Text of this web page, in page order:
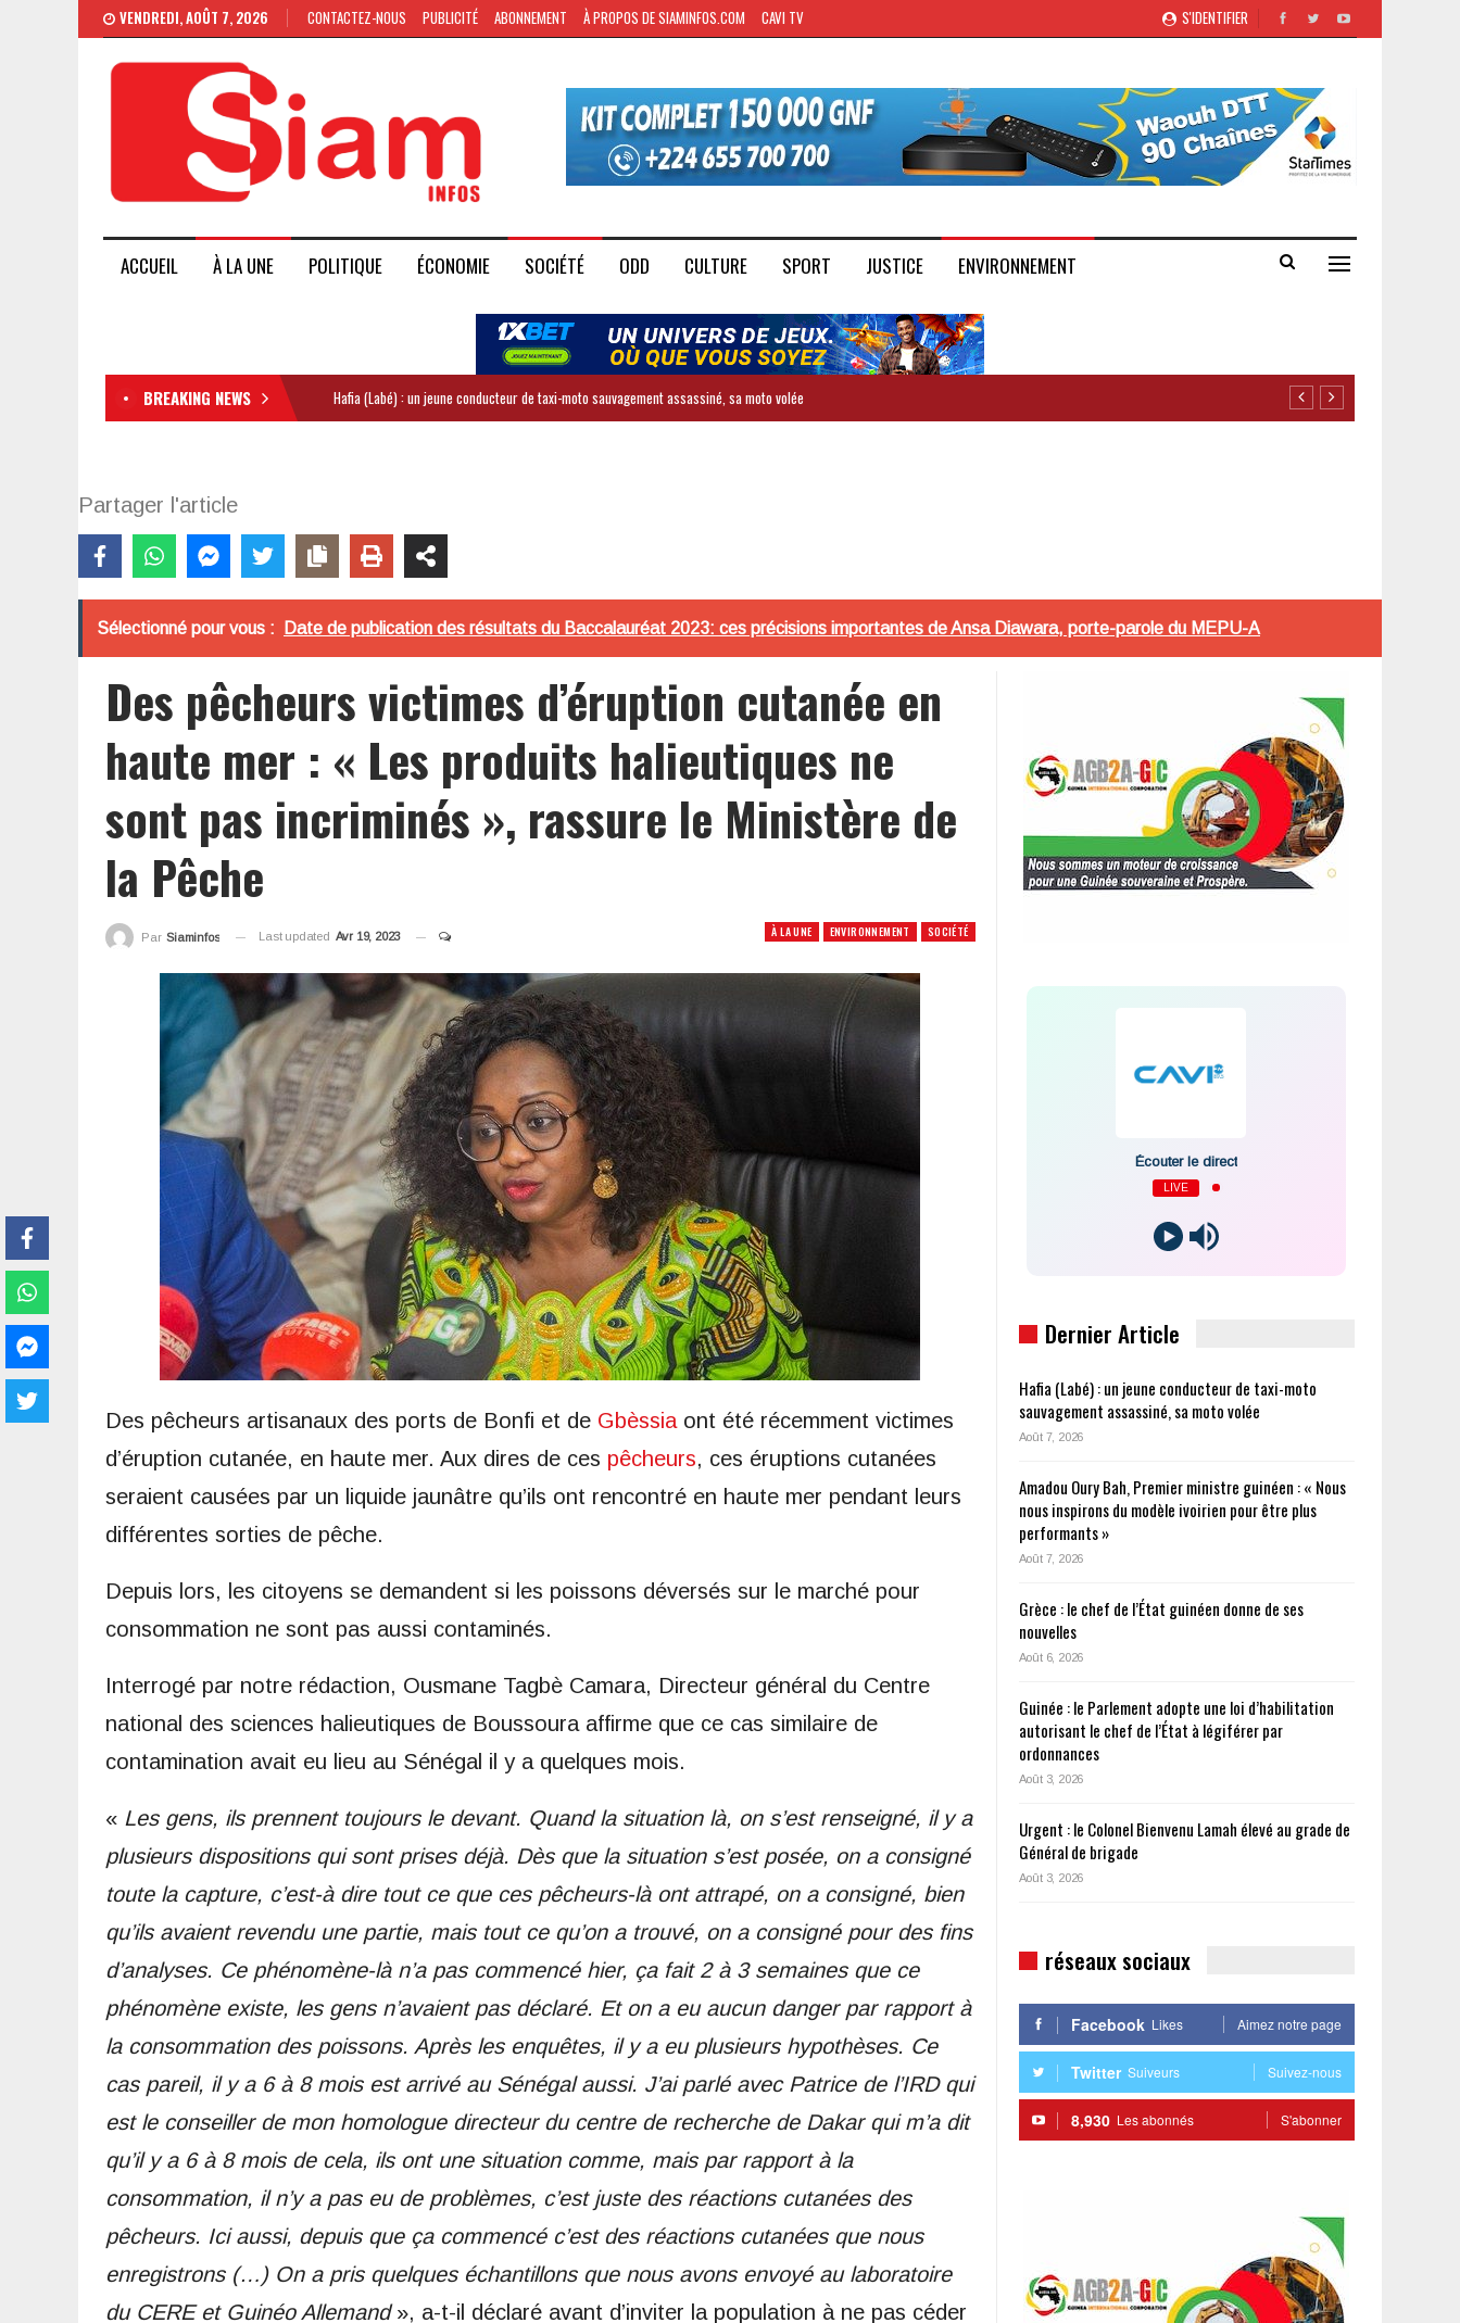
S'IDENTIFIER
VENDREDI, AOÛT 7, 2026 CONTACTEZ-NOUS PUBLICITÉ ABONNEMENT À PROPOS DE SIAMINFOS.COM CAVI TV
ACCUEIL À LA UNE POLITIQUE ÉCONOMIE SOCIÉTÉ ODD CULTURE SPORT JUSTICE ENVIRONNEMENT
BREAKING NEWS Hafia (Labé) : un jeune conducteur de taxi-moto sauvagement assassiné, sa moto volée
Partager l'article
Sélectionné pour vous : Date de publication des résultats du Baccalauréat 2023: ces précisions importantes de Ansa Diawara, porte-parole du MEPU-A
Des pêcheurs victimes d’éruption cutanée en
haute mer : « Les produits halieutiques ne
sont pas incriminés », rassure le Ministère de
la Pêche
À LA UNE ENVIRONNEMENT SOCIÉTÉ
Par Siaminfos Last updated Avr 19, 2023
Des pêcheurs artisanaux des ports de Bonfi et de Gbèssiaont été récemment victimes
d’éruption cutanée, en haute mer. Aux dires de ces pêcheurs, ces éruptions cutanées
seraient causées par un liquide jaunâtre qu’ils ont rencontré en haute mer pendant leurs
différentes sorties de pêche.
Depuis lors, les citoyens se demandent si les poissons déversés sur le marché pour
consommation ne sont pas aussi contaminés.
Interrogé par notre rédaction, Ousmane Tagbè Camara, Directeur général du Centre
national des sciences halieutiques de Boussoura affirme que ce cas similaire de
contamination avait eu lieu au Sénégal il y a quelques mois.
« Les gens, ils prennent toujours le devant. Quand la situation là, on s’est renseigné, il y a
plusieurs dispositions qui sont prises déjà. Dès que la situation s’est posée, on a consigné
toute la capture, c’est-à dire tout ce que ces pêcheurs-là ont attrapé, on a consigné, bien
qu’ils avaient revendu une partie, mais tout ce qu’on a trouvé, on a consigné pour des fins
d’analyses. Ce phénomène-là n’a pas commencé hier, ça fait 2 à 3 semaines que ce
phénomène existe, les gens n’avaient pas déclaré. Et on a eu aucun danger par rapport à
la consommation des poissons. Après les enquêtes, il y a eu plusieurs hypothèses. Ce
cas pareil, il y a 6 à 8 mois est arrivé au Sénégal aussi. J’ai parlé avec Patrice de l’IRD qui
est le conseiller de mon homologue directeur du centre de recherche de Dakar qui m’a dit
qu’il y a 6 à 8 mois de cela, ils ont une situation comme, mais par rapport à la
consommation, il n’y a pas eu de problèmes, c’est juste des réactions cutanées des
pêcheurs. Ici aussi, depuis que ça commencé c’est des réactions cutanées que nous
enregistrons (…) On a pris quelques échantillons que nous avons envoyé au laboratoire
du CERE et Guinéo Allemand», a-t-il déclaré avant d’inviter la population à ne pas céder
Écouter le direct
LIVE
Dernier Article
Hafia (Labé) : un jeune conducteur de taxi-moto
sauvagement assassiné, sa moto volée
Août 7, 2026
Amadou Oury Bah, Premier ministre guinéen : « Nous
nous inspirons du modèle ivoirien pour être plus
performants »
Août 7, 2026
Grèce : le chef de l’État guinéen donne de ses
nouvelles
Août 6, 2026
Guinée : le Parlement adopte une loi d’habilitation
autorisant le chef de l’État à légiférer par
ordonnances
Août 3, 2026
Urgent : le Colonel Bienvenu Lamah élevé au grade de
Général de brigade
Août 3, 2026
réseaux sociaux
Facebook Likes Aimez notre page
Twitter Suiveurs Suivez-nous
8,930 Les abonnés S'abonner